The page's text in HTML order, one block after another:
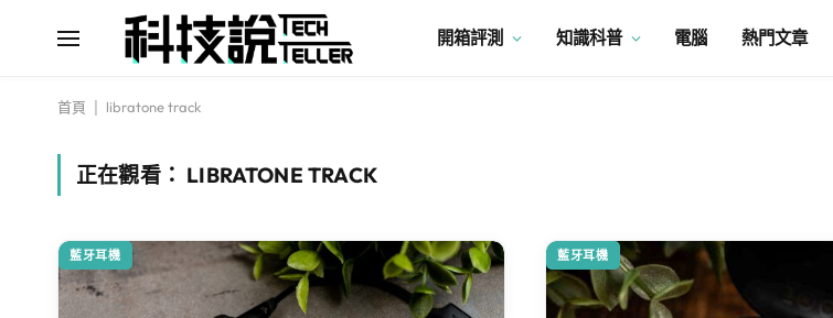
開箱評測 知識科普 電腦 熱門文章
首頁 libratone track
正在觀看： LIBRATONE TRACK
藍牙耳機 藍牙耳機